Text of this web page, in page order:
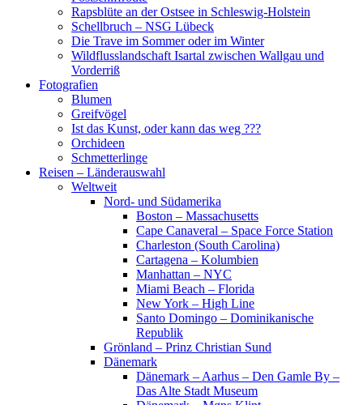
Rapsblüte an der Ostsee in Schleswig-Holstein
Schellbruch – NSG Lübeck
Die Trave im Sommer oder im Winter
Wildflusslandschaft Isartal zwischen Wallgau und
Vorderriß
Fotografien
Blumen
Greifvögel
Ist das Kunst, oder kann das weg ???
Orchideen
Schmetterlinge
Reisen – Länderauswahl
Weltweit
Nord- und Südamerika
Boston – Massachusetts
Cape Canaveral – Space Force Station
Charleston (South Carolina)
Cartagena – Kolumbien
Manhattan – NYC
Miami Beach – Florida
New York – High Line
Santo Domingo – Dominikanische
Republik
Grönland – Prinz Christian Sund
Dänemark
Dänemark – Aarhus – Den Gamle By –
Das Alte Stadt Museum